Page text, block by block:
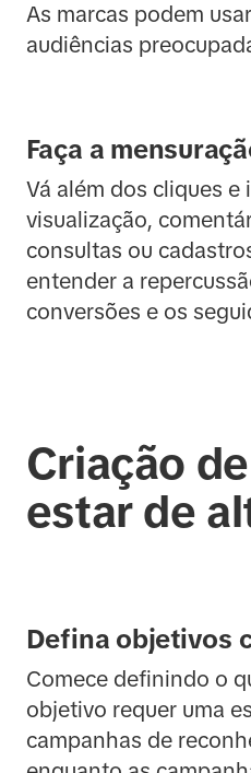
As marcas podem
audiências
Faça a
Vá além dos cliques
visualização,
consultas ou
entender a
conversões e os
Criação
estar de
Defina objetivos
Comece definindo o
objetivo requer uma
campanhas de